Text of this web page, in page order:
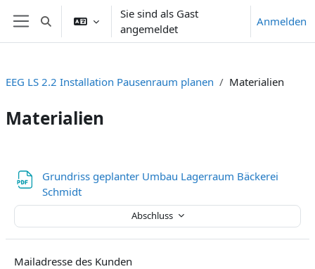
Zum Hauptinhalt
Website-Übersicht
Sucheingabe umschalten
Sie sind als Gast
angemeldet
Anmelden
EEG LS 2.2 Installation Pausenraum planen Materialien
Materialien
Grundriss geplanter Umbau Lagerraum Bäckerei
Schmidt
Abschluss
Mailadresse des Kunden